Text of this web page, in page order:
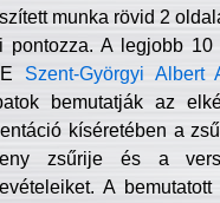
munka rövid 2
pontozza. A legjobb
Szent-Györgyi Albert
bemutatják az
kíséretében a
zsűrije és a
A